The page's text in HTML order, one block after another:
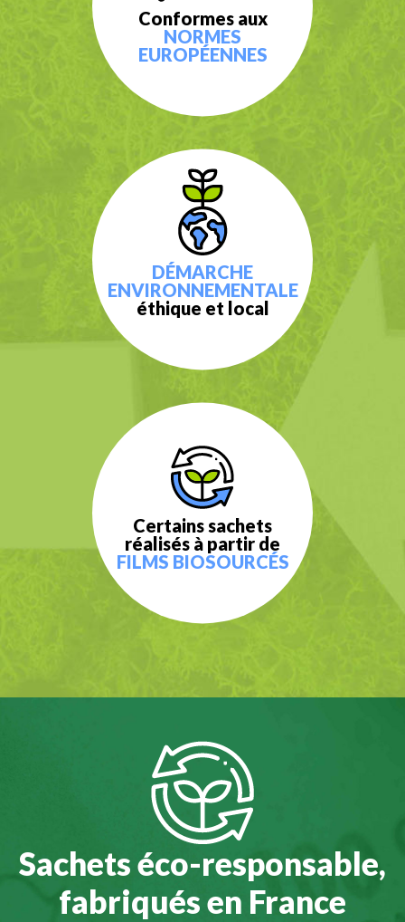
Conformes aux
NORMES
EUROPÉENNES
DÉMARCHE
ENVIRONNEMENTALE
éthique et local
Certains sachets
réalisés à partir de
FILMS BIOSOURCÉS
Sachets éco-responsable,
fabriqués en France